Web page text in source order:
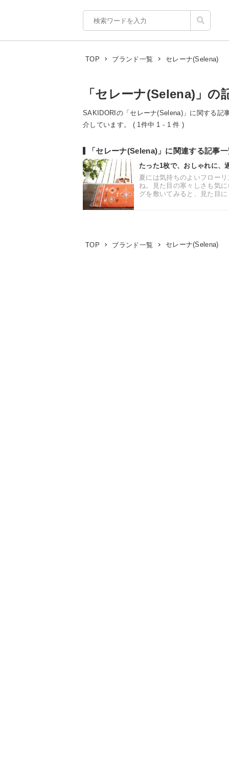
TOP ブランド一覧 セレーナ(Selena)
「セレーナ(Selena)」の
SAKIDORIの「セレーナ(Selena)」に関する記
介しています。 ( 1件中 1 - 1 件 )
「セレーナ(Selena)」に関連する記事
たった1枚で、おしゃれに、
夏には気持ちのよいフロー
ね。見た目の寒々しさも気
グを敷いてみると、見た目
TOP ブランド一覧 セレーナ(Selena)